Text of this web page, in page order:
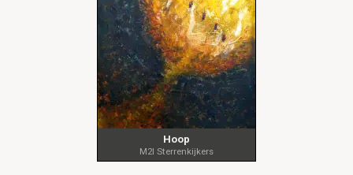
Hoop
M2I Sterrenkijkers